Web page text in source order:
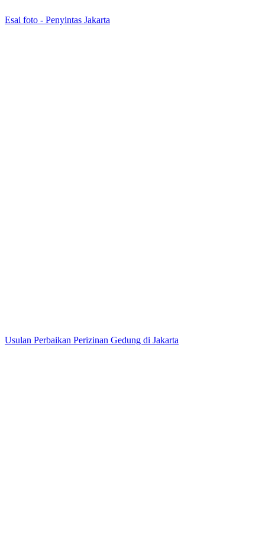
Esai foto - Penyintas Jakarta
Usulan Perbaikan Perizinan Gedung di Jakarta